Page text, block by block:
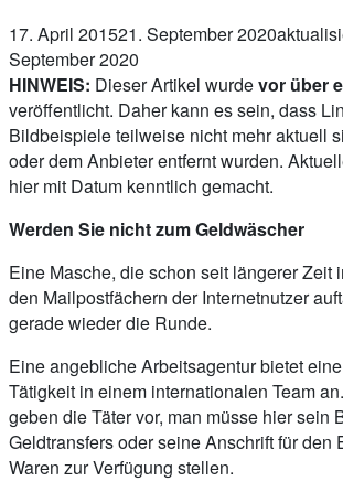
17. April 201521. September 2020
September 2020
HINWEIS: Dieser Artikel wurdevor über
veröffentlicht. Daher kann es sein, dass
Bildbeispiele teilweise nicht mehr aktuell
oder dem Anbieter entfernt wurden.
hier mit Datum kenntlich gemacht.
Werden Sie nicht zum Geldwäscher
Eine Masche, die schon seit längerer Zeit
den Mailpostfächern der Internetnutzer
gerade wieder die Runde.
Eine angebliche Arbeitsagentur bietet
Tätigkeit in einem internationalen Team
geben die Täter vor, man müsse hier sein
Geldtransfers oder seine Anschrift für den
Waren zur Verfügung stellen.